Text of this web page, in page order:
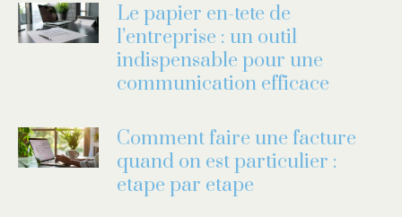
Le papier en-tete de
l’entreprise : un outil
indispensable pour une
communication efficace
Comment faire une facture
quand on est particulier :
etape par etape